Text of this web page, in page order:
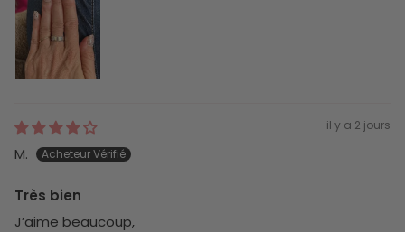
il y a 2 jours
M.
Très bien
J’aime beaucoup,